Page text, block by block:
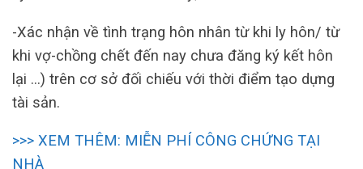
-Xác nhận về tình trạng hôn nhân từ khi ly hôn/ từ
khi vợ-chồng chết đến nay chưa đăng ký kết hôn
lại …) trên cơ sở đối chiếu với thời điểm tạo dựng
tài sản.
>>> XEM THÊM: MIỄN PHÍ CÔNG CHỨNG TẠI
NHÀ